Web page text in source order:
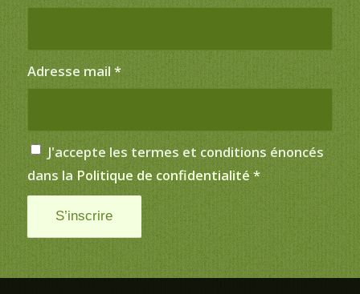
Adresse mail *
J'accepte les termes et conditions énoncés
dans la Politique de confidentialité *